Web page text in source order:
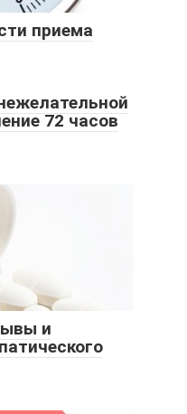
приема
72 часов
и